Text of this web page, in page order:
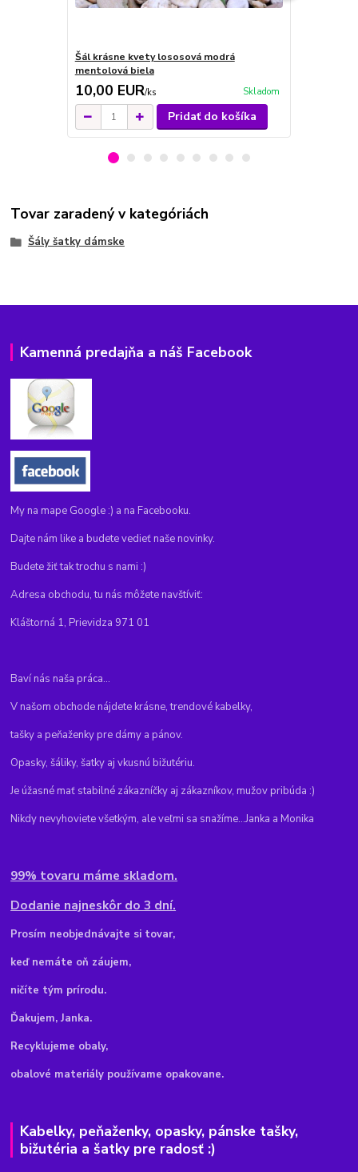
Šál krásne kvety lososová modrá
mentolová biela
10,00 EUR/ks Skladom
Pridať do košíka
Tovar zaradený v kategóriách
Šály šatky dámske
Kamenná predajňa a náš Facebook
My na mape Google :) a na Facebooku.
Dajte nám like a budete vedieť naše novinky.
Budete žiť tak trochu s nami :)
Adresa obchodu, tu nás môžete navštíviť:
Kláštorná 1, Prievidza 971 01
Baví nás naša práca...
V našom obchode nájdete krásne, trendové kabelky,
tašky a peňaženky pre dámy a pánov.
Opasky, šáliky, šatky aj vkusnú bižutériu.
Je úžasné mať stabilné zákazníčky aj zákazníkov, mužov pribúda :)
Nikdy nevyhoviete všetkým, ale veľmi sa snažíme...Janka a Monika
99% tovaru máme skladom.
Dodanie najneskôr do 3 dní.
Prosím neobjednávajte si tovar,
keď nemáte oň záujem,
ničíte tým prírodu.
Ďakujem, Janka.
Recyklujeme obaly,
obalové materiály používame opakovane.
Kabelky, peňaženky, opasky, pánske tašky,
bižutéria a šatky pre radosť :)